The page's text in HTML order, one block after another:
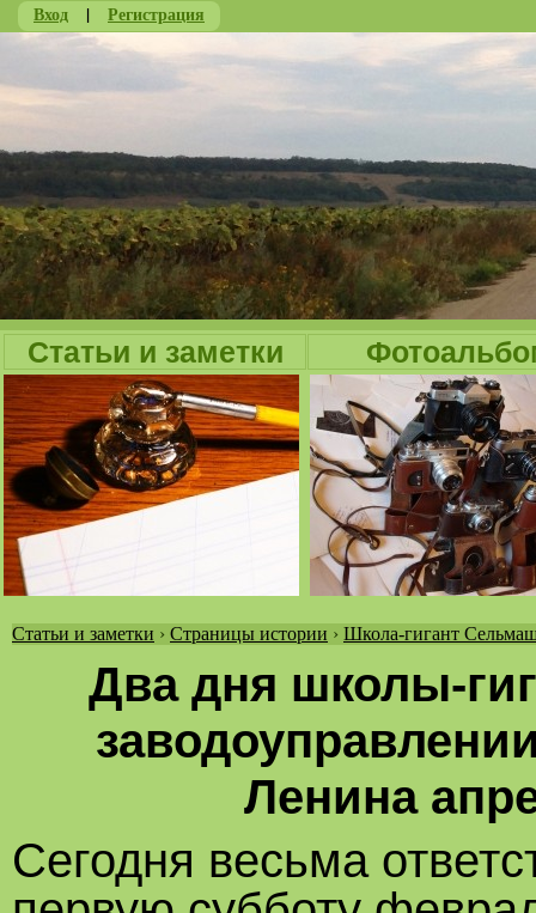
Вход | Регистрация
Статьи и заметки
Статьи и заметки › Страницы истории › Школа-гигант
Два дня школы-
Ленина
Сегодня весьма